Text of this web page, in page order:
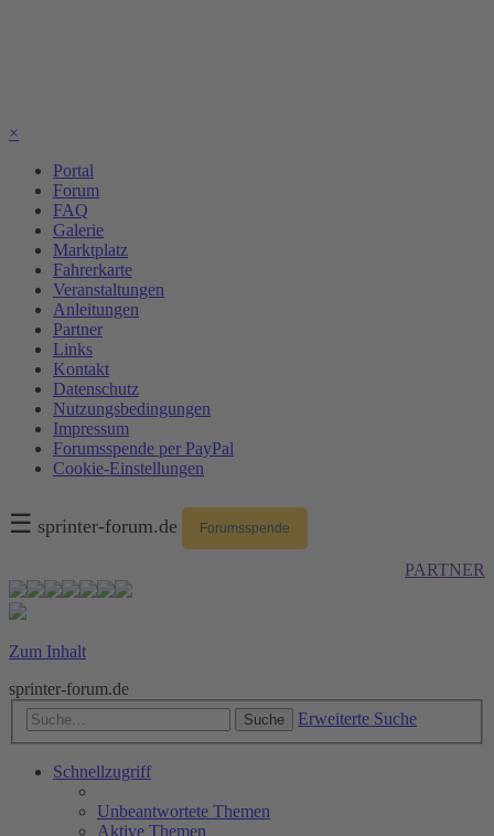
×
Portal
Forum
FAQ
Galerie
Marktplatz
Fahrerkarte
Veranstaltungen
Anleitungen
Partner
Links
Kontakt
Datenschutz
Nutzungsbedingungen
Impressum
Forumsspende per PayPal
Cookie-Einstellungen
☰ sprinter-forum.de Forumsspende
PARTNER
Zum Inhalt
sprinter-forum.de
Suche Erweiterte Suche
Schnellzugriff
Unbeantwortete Themen
Aktive Themen